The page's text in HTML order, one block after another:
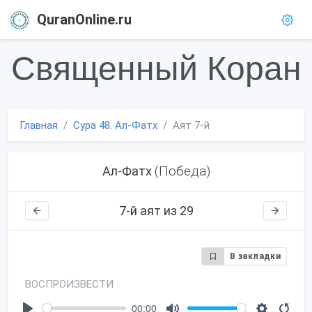
QuranOnline.ru
Священный Коран
Главная Сура 48. Ал-Фатх Аят 7-й
Ал-Фатх(Победа)
7-й аят из 29
В закладки
ВОСПРОИЗВЕСТИ
00:00